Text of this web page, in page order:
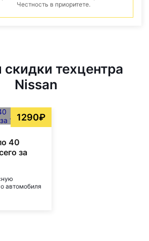
Честность в приоритете.
техцентра
Nissan
1290₽
40
за
автомобиля